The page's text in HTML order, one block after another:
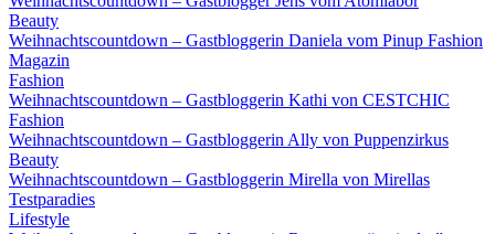
Beauty
Weihnachtscountdown – Gastbloggerin Daniela vom Pinup Fashion
Magazin
Fashion
Weihnachtscountdown – Gastbloggerin Kathi von CESTCHIC
Fashion
Weihnachtscountdown – Gastbloggerin Ally von Puppenzirkus
Beauty
Weihnachtscountdown – Gastbloggerin Mirella von Mirellas
Testparadies
Lifestyle